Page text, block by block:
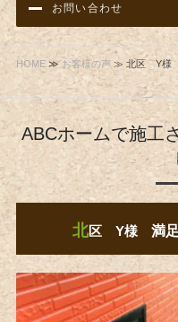
お問い合わせ
HOME≫ お客様の声≫ 北区 Y様
ABCホームで施工
北区 Y様 満